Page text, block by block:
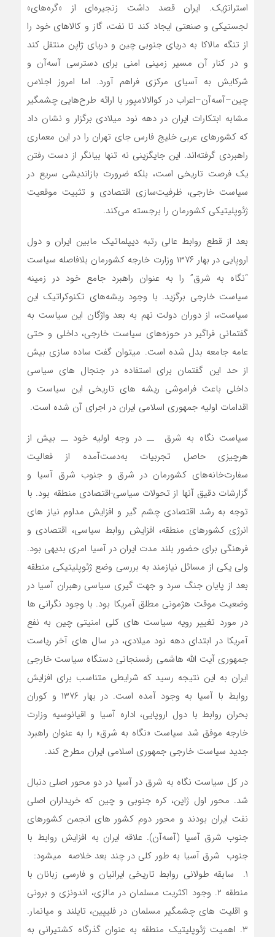
استراتژیک. ایران قصد داشت زنجیره‌ای از «گره‌های»
لجستیکی و صنعتی ایجاد کند تا نفت، گاز و کالاهای خود را
از تنگه مالاکا به دریای جنوبی چین و دریای ژاپن منتقل کند
و در کنار آن مسیر زمینی امنی برای دسترسی آسه‌آن و
شرکایش به آسیای مرکزی فراهم آورد. اما امروز اجلاس
چین–آسه‌آن–اعراب در کوالالامپور با ارائه طرح‌هایی چشمگیر
مشابه ابتکارات ایران در دهه نود میلادی برگزار و نشان داد
که کشورهای عربی خلیج فارس جای تهران را در این معماری
راهبردی گرفته‌اند. این جایگزینی نه تنها بیانگر از دست رفتن
یک فرصت تاریخی است، بلکه ضرورت بازاندیشی سریع در
سیاست خارجی، ظرفیت‌سازی اقتصادی و تثبیت موقعیت
ژئوپلیتیکی کشورمان را برجسته می‌کند.
بعد از قطع روابط عالی رتبه دیپلماتیک مابین ایران و دول
اروپایی در بهار ۱۳۷۶ وزارت خارجه کشورمان بلافاصله سیاست
“نگاه به شرق” را به عنوان راهبرد جامع خود در زمینه
سیاست خارجی برگزید. با وجود ریشه‌های تکنوکراتیک این
سیاست،‌، از دوران دولت نهم به بعد واژگان این سیاست به
گفتمانی فراگیر در حوزه‌های سیاست خارجی، داخلی و حتی
عامه جامعه بدل شده است. میتوان گفت ساده سازی بیش
از حد این گفتمان برای استفاده در جنجال های سیاسی
داخلی باعث فراموشی ریشه های تاریخی این سیاست و
اقدامات اولیه جمهوری اسلامی ایران در اجرای آن شده است.
سیاست نگاه به شرق ــ در وجه اولیه خود ــ بیش از
هرچیزی حاصل تجربیات به‌دست‌آمده از فعالیت
سفارت‌خانه‌های کشورمان در شرق و جنوب شرق آسیا و
گزارشات دقیق آنها از تحولات سیاسی-اقتصادی منطقه بود. با
توجه به رشد اقتصادی چشم گیر و افزایش مداوم نیاز های
انرژی کشورهای منطقه، افزایش روابط سیاسی، اقتصادی و
فرهنگی برای حضور بلند مدت ایران در آسیا امری بدیهی بود.
ولی یکی از مسائل نیازمند به بررسی وضع ژئوپلیتیکی منطقه
بعد از پایان جنگ سرد و جهت گیری سیاسی رهبران آسیا در
وضعیت موقت هژمونی مطلق آمریکا بود. با وجود نگرانی ها
در مورد تغییر رویه سیاست های کلی امنیتی چین به نفع
آمریکا در ابتدای دهه نود میلادی، در سال های آخر ریاست
جمهوری آیت الله هاشمی رفسنجانی دستگاه سیاست خارجی
ایران به این نتیجه رسید که شرایطی متناسب برای افزایش
روابط با آسیا به وجود آمده است. در بهار ۱۳۷۶ و کوران
بحران روابط با دول اروپایی، اداره آسیا و اقیانوسیه وزارت
خارجه موفق شد سیاست «نگاه به شرق» را به عنوان راهبرد
جدید سیاست خارجی جمهوری اسلامی ایران مطرح کند.
در کل سیاست نگاه به شرق در آسیا در دو محور اصلی دنبال
شد. محور اول ژاپن، کره جنوبی و چین که خریداران اصلی
نفت ایران بودند و محور دوم کشور های انجمن کشورهای
جنوب شرق آسیا (آسه‌آن). علاقه ایران به افزایش روابط با
جنوب شرق آسیا به طور کلی در چند بعد خلاصه میشود:
۱. سابقه طولانی روابط تاریخی ایرانیان و فارسی زبانان با
منطقه ۲. وجود اکثریت مسلمان در مالزی، اندونزی و برونی
و اقلیت های چشمگیر مسلمان در فلیپین، تایلند و میانمار.
۳. اهمیت ژئوپلیتیک منطقه به عنوان گذرگاه کشتیرانی به